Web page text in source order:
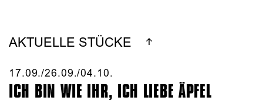
AKTUELLE STÜCKE
17.09./​26.09./​04.10.​
ICH BIN WIE IHR, ICH LIEBE ÄPFEL